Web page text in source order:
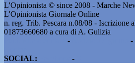
L'Opinionista © since 2008 - Marche
L'Opinionista Giornale Online
n. reg. Trib. Pescara n.08/08 - Iscrizione
01873660680 a cura di A. Gulizia
- -
SOCIAL:
-